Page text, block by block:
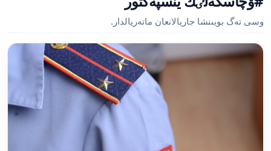
وسى تەگ بويىنشا جاريالانعان ماتەريالدار.